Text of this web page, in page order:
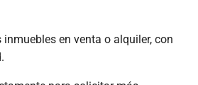
en venta o alquiler, con